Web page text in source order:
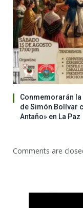
Conmemorarán
de Simón Bolívar
Antaño» en La Paz
Comments are